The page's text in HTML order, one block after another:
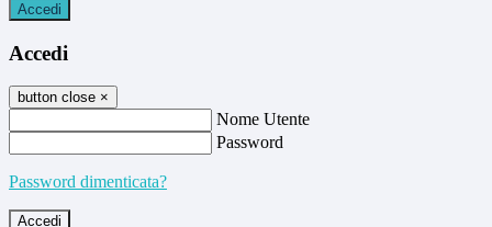
Accedi
Accedi
button close ×
Nome Utente
Password
Password dimenticata?